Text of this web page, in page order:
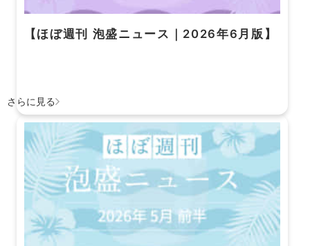
【ほぼ週刊 泡盛ニュース｜2026年6月版】
さらに見る